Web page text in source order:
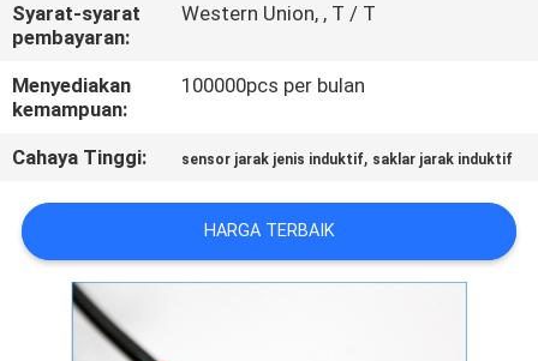
BERITA
PERMINTAAN
PENAWARAN
SITEMAP
PRIVACY
POLICY
Syarat-syarat
pembayaran:
Western Union, , T / T
Menyediakan
kemampuan:
100000pcs per bulan
Cahaya Tinggi: sensor jarak jenis induktif, saklar jarak induktif
HARGA TERBAIK